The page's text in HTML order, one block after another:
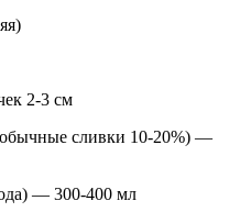
2-3 см
сливки 10-20%) —
— 300-400 мл